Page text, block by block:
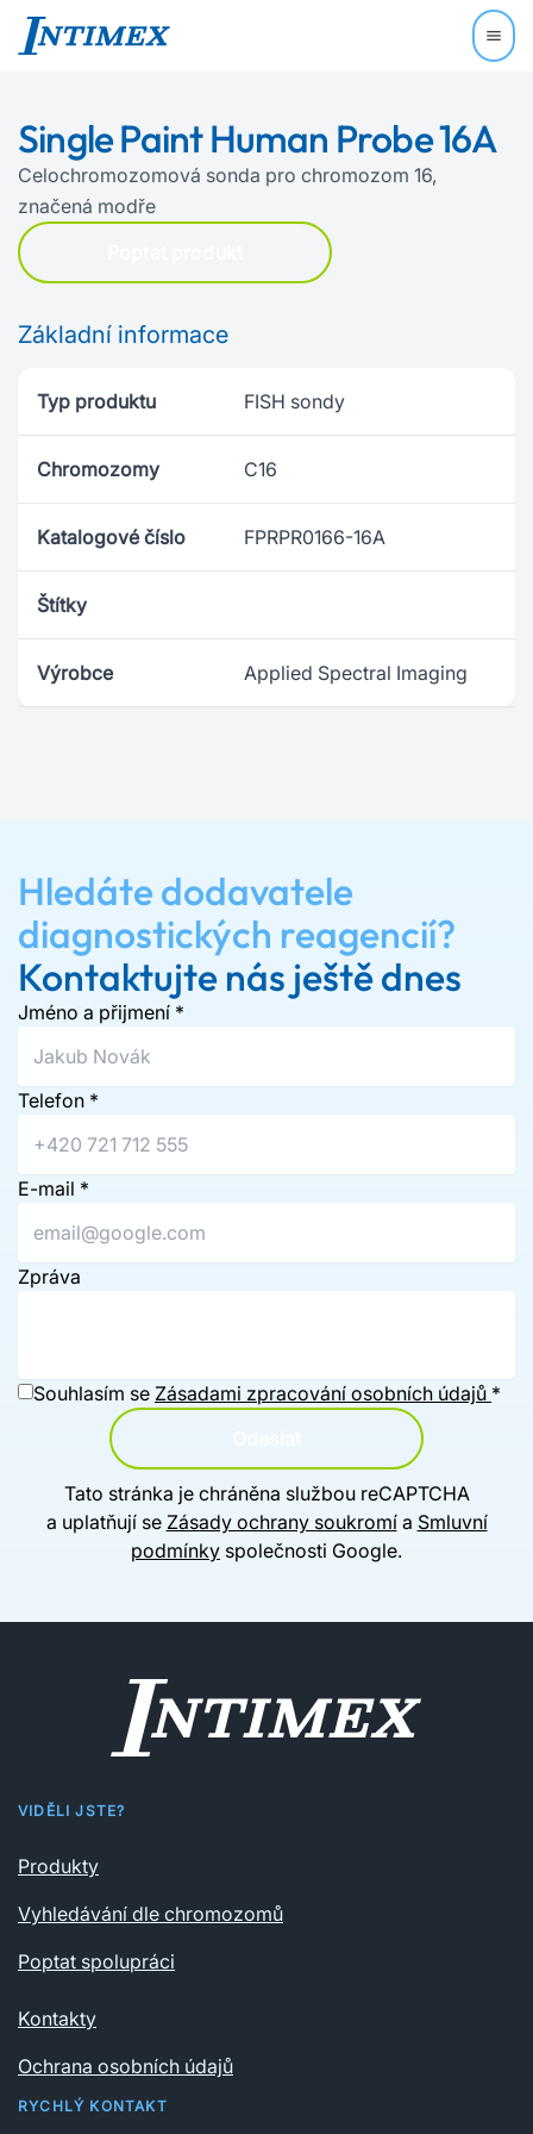
Single Paint Human Probe 16A
Celochromozomová sonda pro chromozom 16,
značená modře
Základní informace
Typ produktu FISH sondy
Chromozomy C16
Katalogové číslo FPRPR0166-16A
Štítky
Výrobce Applied Spectral Imaging
Hledáte dodavatele
diagnostických reagencií?
Kontaktujte nás ještě dnes
Jméno a přijmení *
Telefon *
E-mail *
Zpráva
Souhlasím se Zásadami zpracování osobních údajů *
Tato stránka je chráněna službou reCAPTCHA
a uplatňují se Zásady ochrany soukromía Smluvní
podmínky společnosti Google.
VIDĚLI JSTE?
Produkty
Vyhledávání dle chromozomů
Poptat spolupráci
Kontakty
Ochrana osobních údajů
RYCHLÝ KONTAKT